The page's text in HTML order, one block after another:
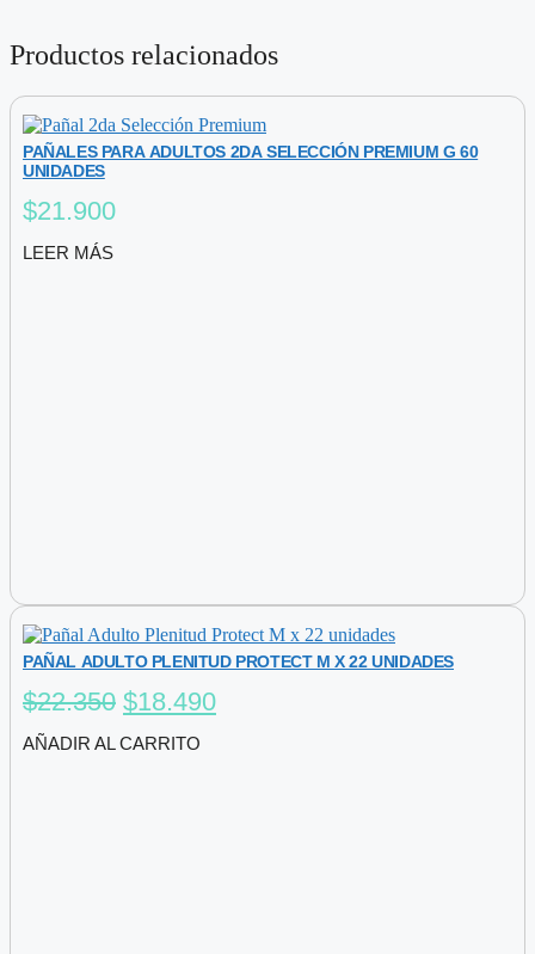
Productos relacionados
PAÑALES PARA ADULTOS 2DA SELECCIÓN PREMIUM G 60
UNIDADES
$21.900
LEER MÁS
PAÑAL ADULTO PLENITUD PROTECT M X 22 UNIDADES
$22.350 El
precio
$18.490El
AÑADIR AL CARRITO